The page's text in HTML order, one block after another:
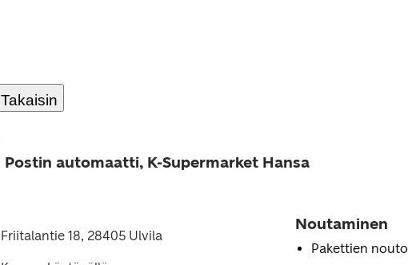
Takaisin
Postin automaatti, K-Supermarket Hansa
Friitalantie 18, 28405 Ulvila
Noutaminen
Pakettien nouto